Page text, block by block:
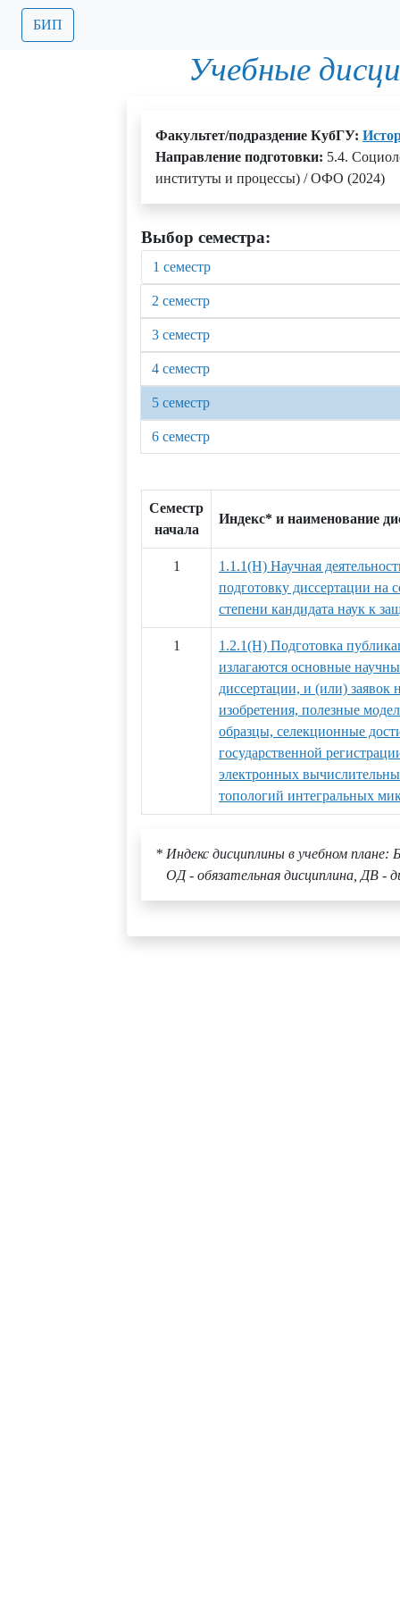
БИП
Учебные
Факультет/подраздение КубГУ:
Направление подготовки: 5.4.
институты и процессы) / ОФО (2024)
Выбор семестра:
1 семестр
2 семестр
3 семестр
4 семестр
5 семестр
6 семестр
Семестр
начала
Индекс* и наименование
1
1.1.1(Н) Научная
подготовку диссертации на
степени кандидата наук к
1
1.2.1(Н) Подготовка
излагаются основные
диссертации, и (или) заявок
изобретения, полезные
образцы, селекционные
государственной
электронных
топологий интегральных
* Индекс дисциплины в учебном плане:
ОД - обязательная дисциплина, ДВ -